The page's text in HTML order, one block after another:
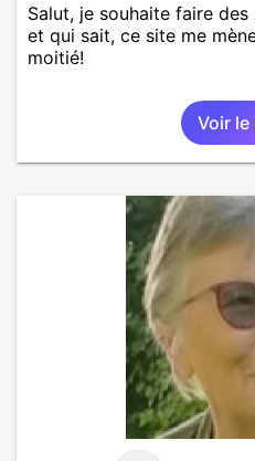
Salut, je souhaite faire
et qui sait, ce site me
moitié!
Voir